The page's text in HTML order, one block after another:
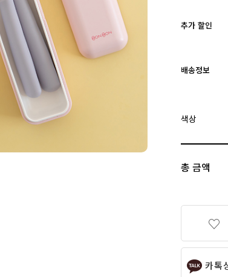
추가 할인
배송정보
색상
총 금액
카톡